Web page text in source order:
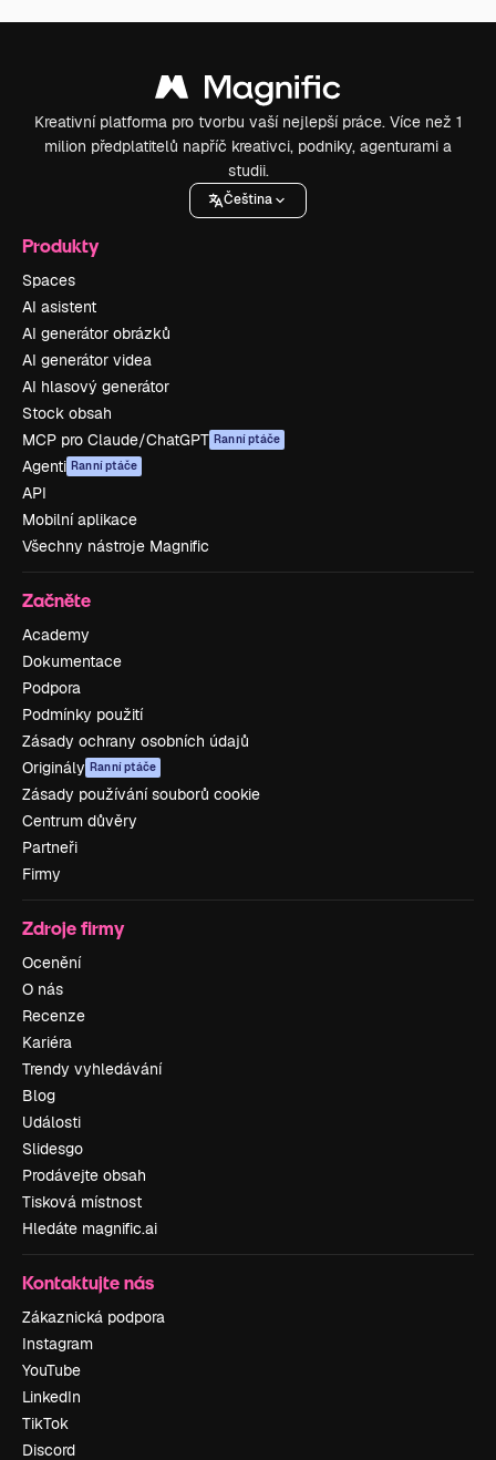
Kreativní platforma pro tvorbu vaší nejlepší práce. Více než 1
milion předplatitelů napříč kreativci, podniky, agenturami a
studii.
Čeština
Produkty
Spaces
AI asistent
AI generátor obrázků
AI generátor videa
AI hlasový generátor
Stock obsah
MCP pro Claude/ChatGPT Ranní ptáče
Agenti Ranní ptáče
API
Mobilní aplikace
Všechny nástroje Magnific
Začněte
Academy
Dokumentace
Podpora
Podmínky použití
Zásady ochrany osobních údajů
Originály Ranní ptáče
Zásady používání souborů cookie
Centrum důvěry
Partneři
Firmy
Zdroje firmy
Ocenění
O nás
Recenze
Kariéra
Trendy vyhledávání
Blog
Události
Slidesgo
Prodávejte obsah
Tisková místnost
Hledáte magnific.ai
Kontaktujte nás
Zákaznická podpora
Instagram
YouTube
LinkedIn
TikTok
Discord